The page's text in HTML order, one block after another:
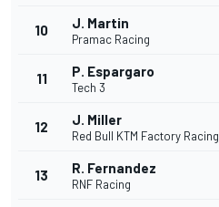
10 J. Martin
Pramac Racing
11 P. Espargaro
Tech 3
12 J. Miller
Red Bull KTM Factory Racing
13 R. Fernandez
RNF Racing